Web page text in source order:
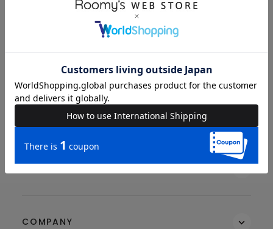
MEMBERS
COMPANY